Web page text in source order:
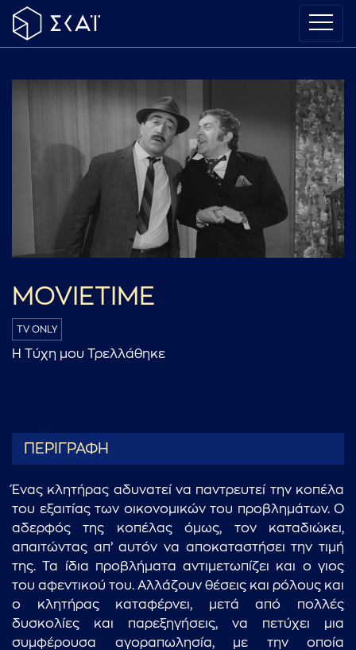
MOVIETIME
TV ONLY
Η Τύχη μου Τρελλάθηκε
ΠΕΡΙΓΡΑΦΗ
Ένας κλητήρας αδυνατεί να παντρευτεί την κοπέλα
του εξαιτίας των οικονομικών του προβλημάτων. Ο
αδερφός της κοπέλας όμως, τον καταδιώκει,
απαιτώντας απ’ αυτόν να αποκαταστήσει την τιμή
της. Τα ίδια προβλήματα αντιμετωπίζει και ο γιος
του αφεντικού του. Αλλάζουν θέσεις και ρόλους και
ο κλητήρας καταφέρνει, μετά από πολλές
δυσκολίες και παρεξηγήσεις, να πετύχει μια
συμφέρουσα αγοραπωλησία, με την οποία